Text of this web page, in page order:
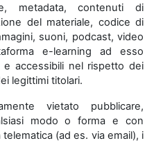
metadata, contenuti di
del materiale, codice di
suoni, podcast, video
e-learning ad esso
accessibili nel rispetto dei
legittimi titolari.
vietato pubblicare,
modo o forma e con
(ad es. via email), i